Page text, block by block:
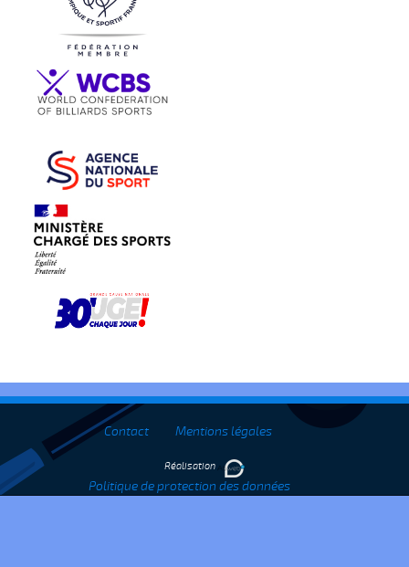
Contact Mentions légales
Politique de protection des données
Réalisation